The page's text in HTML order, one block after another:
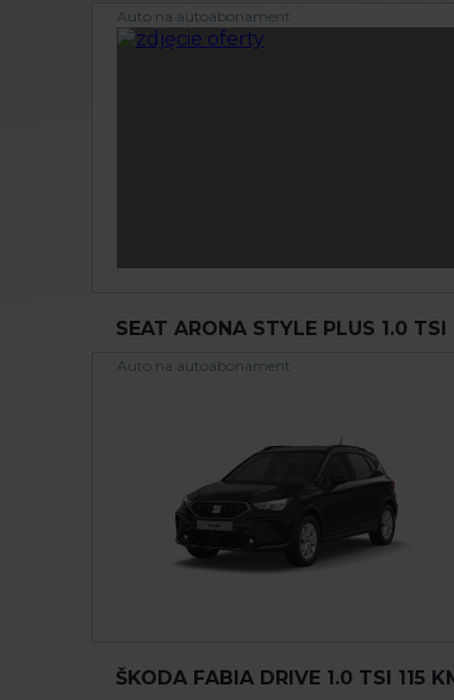
Auto na autoabonament
SEAT ARONA STYLE PLUS 1.0
Auto na autoabonament
ŠKODA FABIA DRIVE 1.0 TSI 115